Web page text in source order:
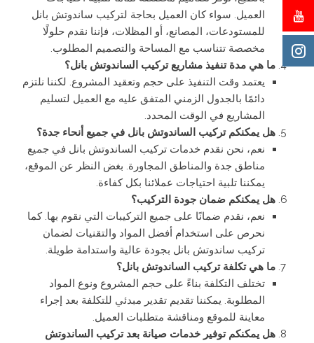
العميل. سواء كان العميل بحاجة لتركيب ساندوتش بانل
للمستودعات، المصانع، أو المظلات، فإننا نقدم حلولًا
مخصصة تتناسب مع المساحة والتصميم المطلوب.
ما هي مدة تنفيذ مشاريع تركيب الساندوتش بانل؟
يعتمد وقت التنفيذ على حجم وتعقيد المشروع. لكننا نلتزم
دائمًا بالجدول الزمني المتفق عليه مع العميل لتسليم
المشاريع في الوقت المحدد.
هل يمكنكم تركيب الساندوتش بانل في جميع أنحاء جدة؟
نعم، نحن نقدم خدمات تركيب الساندوتش بانل في جميع
مناطق جدة والمناطق المجاورة. بغض النظر عن الموقع،
يمكننا تلبية احتياجات عملائنا بكل كفاءة.
هل يمكنكم ضمان جودة التركيب؟
نعم، نقدم ضمانًا على جميع التركيبات التي نقوم بها. كما
نحرص على استخدام أفضل المواد والتقنيات لضمان
تركيب ساندوتش بانل بجودة عالية واستدامة طويلة.
ما هي تكلفة تركيب الساندوتش بانل؟
تختلف التكلفة بناءً على حجم المشروع ونوع المواد
المطلوبة. يمكننا تقديم تقدير مبدئي للتكلفة بعد إجراء
معاينة للموقع ومناقشة متطلبات العميل.
هل يمكنكم توفير خدمات صيانة بعد تركيب الساندوتش